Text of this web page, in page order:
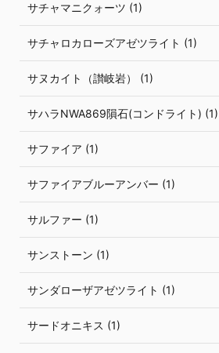
サチャマニクォーツ (1)
サチャロカローズアゼツライト (1)
サヌカイト（讃岐岩） (1)
サハラNWA869隕石(コンドライト) (1)
サファイア (1)
サファイアブルーアンバー (1)
サルファー (1)
サンストーン (1)
サンダローザアゼツライト (1)
サードオニキス (1)